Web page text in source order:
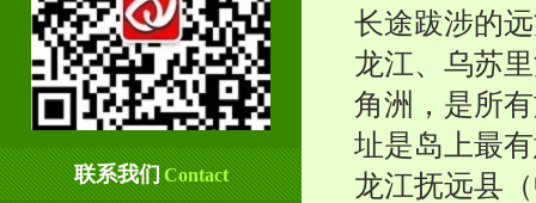
联系我们Contact
长途跋涉的
龙江、乌苏
角洲，是所
址是岛上最
龙江抚远县